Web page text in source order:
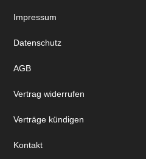
Impressum
Datenschutz
AGB
Vertrag widerrufen
Verträge kündigen
Kontakt